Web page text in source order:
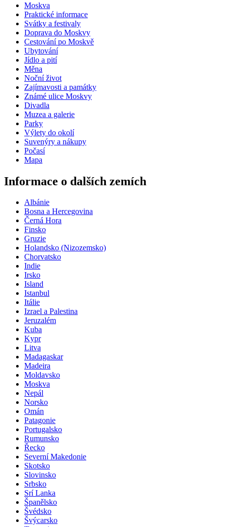
Moskva
Praktické informace
Svátky a festivaly
Doprava do Moskvy
Cestování po Moskvě
Ubytování
Jídlo a pití
Měna
Noční život
Zajímavosti a památky
Známé ulice Moskvy
Divadla
Muzea a galerie
Parky
Výlety do okolí
Suvenýry a nákupy
Počasí
Mapa
Informace o dalších zemích
Albánie
Bosna a Hercegovina
Černá Hora
Finsko
Gruzie
Holandsko (Nizozemsko)
Chorvatsko
Indie
Irsko
Island
Istanbul
Itálie
Izrael a Palestina
Jeruzalém
Kuba
Kypr
Litva
Madagaskar
Madeira
Moldavsko
Moskva
Nepál
Norsko
Omán
Patagonie
Portugalsko
Rumunsko
Řecko
Severní Makedonie
Skotsko
Slovinsko
Srbsko
Srí Lanka
Španělsko
Švédsko
Švýcarsko